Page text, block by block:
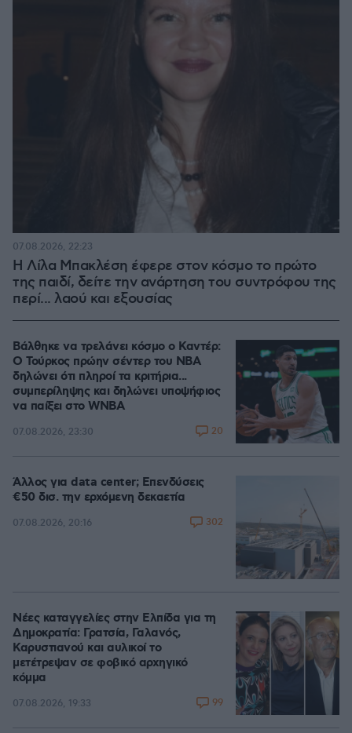
Η Λίλα Μπακλέση έφερε στον κόσμο το πρώτο
της παιδί, δείτε την ανάρτηση του συντρόφου της
περί... λαού και εξουσίας
07.08.2026, 22:23
Βάλθηκε να τρελάνει κόσμο ο Καντέρ:
Ο Τούρκος πρώην σέντερ του NBA
δηλώνει ότι πληροί τα κριτήρια...
συμπερίληψης και δηλώνει υποψήφιος
να παίξει στο WNBA
07.08.2026, 23:30 20
Άλλος για data center; Επενδύσεις
€50 δισ. την ερχόμενη δεκαετία
07.08.2026, 20:16 302
Νέες καταγγελίες στην Ελπίδα για τη
Δημοκρατία: Γρατσία, Γαλανός,
Καρυστιανού και αυλικοί το
μετέτρεψαν σε φοβικό αρχηγικό
κόμμα
07.08.2026, 19:33 99